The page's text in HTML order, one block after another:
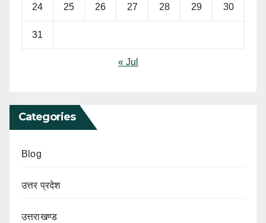
24 25 26 27 28 29 30
31
« Jul
Categories
Blog
उत्तर प्रदेश
उत्तराखण्ड